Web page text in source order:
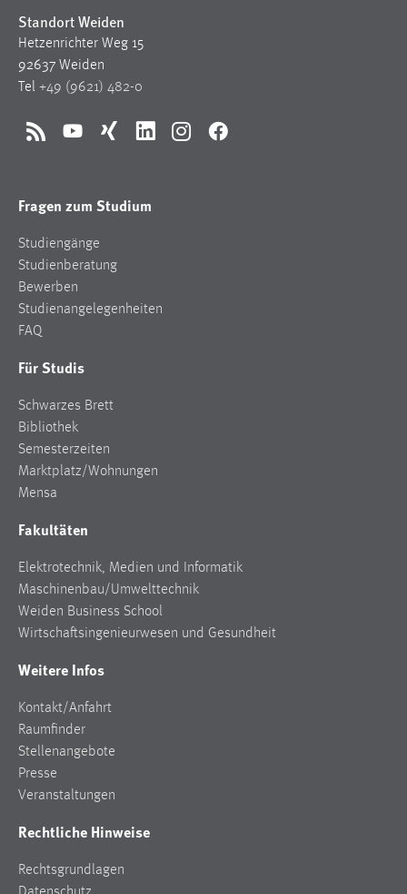
Standort Weiden
Hetzenrichter Weg 15
92637 Weiden
Tel +49 (9621) 482-0
RSS YouTubeXing LinkedInInstagramFacebook
Fragen zum Studium
Studiengänge
Studienberatung
Bewerben
Studienangelegenheiten
FAQ
Für Studis
Schwarzes Brett
Bibliothek
Semesterzeiten
Marktplatz/Wohnungen
Mensa
Fakultäten
Elektrotechnik, Medien und Informatik
Maschinenbau/Umwelttechnik
Weiden Business School
Wirtschaftsingenieurwesen und Gesundheit
Weitere Infos
Kontakt/Anfahrt
Raumfinder
Stellenangebote
Presse
Veranstaltungen
Rechtliche Hinweise
Rechtsgrundlagen